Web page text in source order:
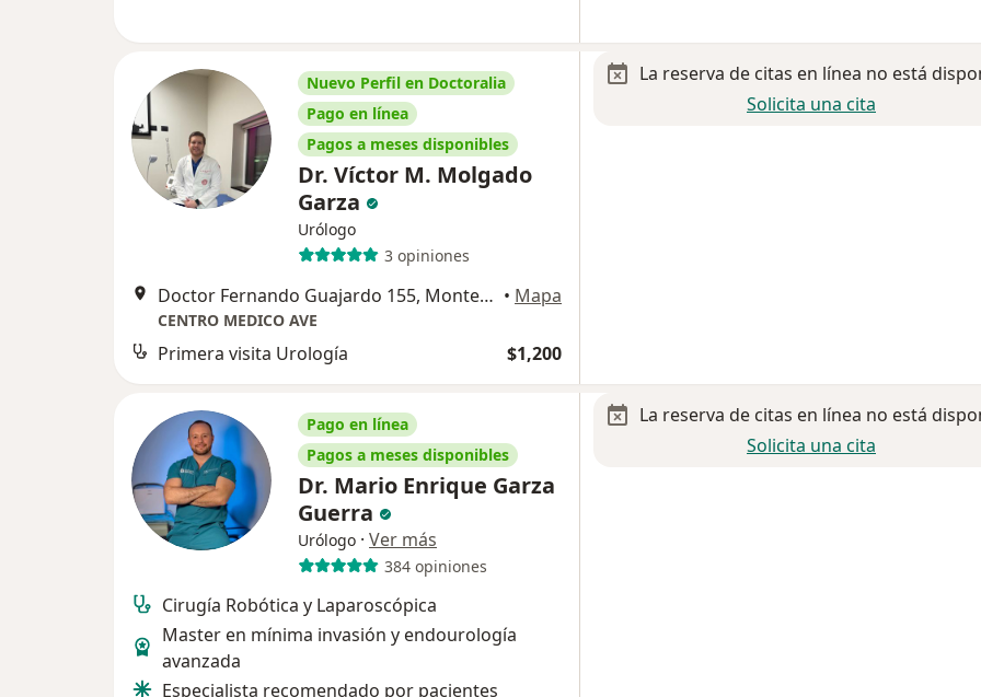
Nuevo Perfil en Doctoralia
Pago en línea
Pagos a meses disponibles
Dr. Víctor M. Molgado
Garza
Urólogo
3 opiniones
Doctor Fernando Guajardo 155, Monterrey • Mapa
CENTRO MEDICO AVE
Primera visita Urología $1,200
La reserva de citas en línea no está
Solicita una cita
Pago en línea
Pagos a meses disponibles
Dr. Mario Enrique Garza
Guerra
Urólogo · Ver más
384 opiniones
Cirugía Robótica y Laparoscópica
Master en mínima invasión y endourología
avanzada
Especialista recomendado por pacientes
La reserva de citas en línea no está
Solicita una cita